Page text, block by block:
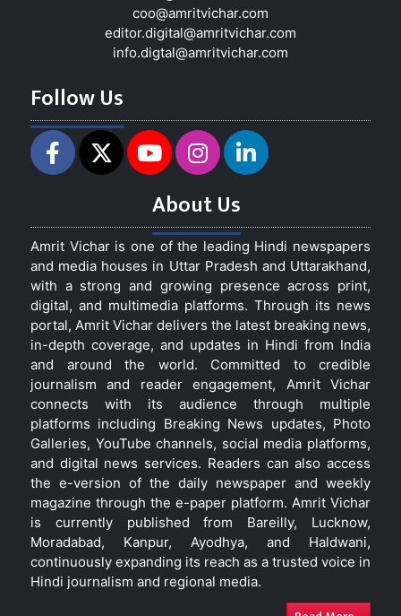
coo@amritvichar.com
editor.digital@amritvichar.com
info.digtal@amritvichar.com
Follow Us
About Us
Amrit Vichar is one of the leading Hindi newspapers
and media houses in Uttar Pradesh and Uttarakhand,
with a strong and growing presence across print,
digital, and multimedia platforms. Through its news
portal, Amrit Vichar delivers the latest breaking news,
in-depth coverage, and updates in Hindi from India
and around the world. Committed to credible
journalism and reader engagement, Amrit Vichar
connects with its audience through multiple
platforms including Breaking News updates, Photo
Galleries, YouTube channels, social media platforms,
and digital news services. Readers can also access
the e-version of the daily newspaper and weekly
magazine through the e-paper platform. Amrit Vichar
is currently published from Bareilly, Lucknow,
Moradabad, Kanpur, Ayodhya, and Haldwani,
continuously expanding its reach as a trusted voice in
Hindi journalism and regional media.